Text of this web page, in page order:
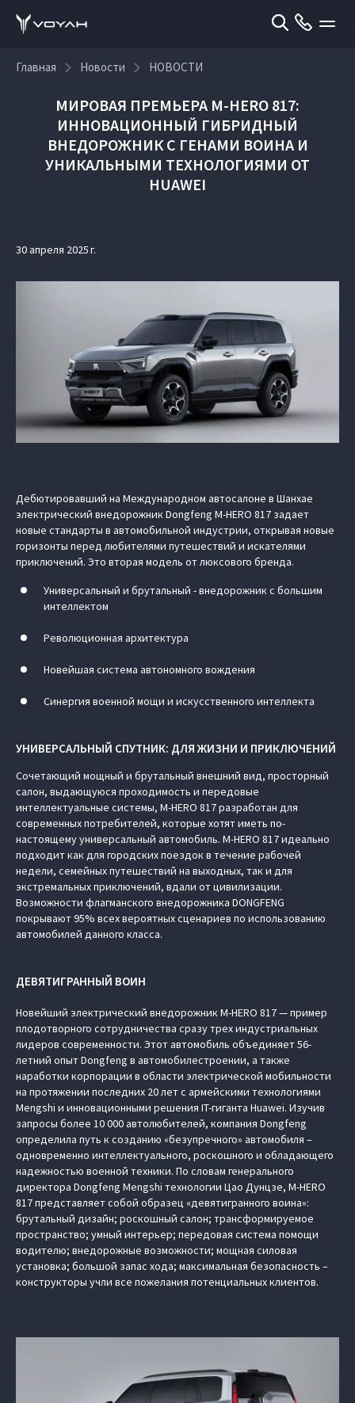
Главная Новости НОВОСТИ
МИРОВАЯ ПРЕМЬЕРА M‑HERO 817:
ИННОВАЦИОННЫЙ ГИБРИДНЫЙ
ВНЕДОРОЖНИК С ГЕНАМИ ВОИНА И
УНИКАЛЬНЫМИ ТЕХНОЛОГИЯМИ ОТ
HUAWEI
30 апреля 2025 г.
Дебютировавший на Международном автосалоне в Шанхае
электрический внедорожник Dongfeng M‑HERO 817 задает
новые стандарты в автомобильной индустрии, открывая новые
горизонты перед любителями путешествий и искателями
приключений. Это вторая модель от люксового бренда.
Универсальный и брутальный - внедорожник с большим
интеллектом
Революционная архитектура
Новейшая система автономного вождения
Синергия военной мощи и искусственного интеллекта
УНИВЕРСАЛЬНЫЙ СПУТНИК: ДЛЯ ЖИЗНИ И ПРИКЛЮЧЕНИЙ
Сочетающий мощный и брутальный внешний вид, просторный
салон, выдающуюся проходимость и передовые
интеллектуальные системы, M‑HERO 817 разработан для
современных потребителей, которые хотят иметь по-
настоящему универсальный автомобиль. M‑HERO 817 идеально
подходит как для городских поездок в течение рабочей
недели, семейных путешествий на выходных, так и для
экстремальных приключений, вдали от цивилизации.
Возможности флагманского внедорожника DONGFENG
покрывают 95% всех вероятных сценариев по использованию
автомобилей данного класса.
ДЕВЯТИГРАННЫЙ ВОИН
Новейший электрический внедорожник M‑HERO 817 — пример
плодотворного сотрудничества сразу трех индустриальных
лидеров современности. Этот автомобиль объединяет 56-
летний опыт Dongfeng в автомобилестроении, а также
наработки корпорации в области электрической мобильности
на протяжении последних 20 лет с армейскими технологиями
Mengshi и инновационными решения IT-гиганта Huawei. Изучив
запросы более 10 000 автолюбителей, компания Dongfeng
определила путь к созданию «безупречного» автомобиля –
одновременно интеллектуального, роскошного и обладающего
надежностью военной техники. По словам генерального
директора Dongfeng Mengshi технологии Цао Дунцзе, M‑HERO
817 представляет собой образец «девятигранного воина»:
брутальный дизайн; роскошный салон; трансформируемое
пространство; умный интерьер; передовая система помощи
водителю; внедорожные возможности; мощная силовая
установка; большой запас хода; максимальная безопасность –
конструкторы учли все пожелания потенциальных клиентов.